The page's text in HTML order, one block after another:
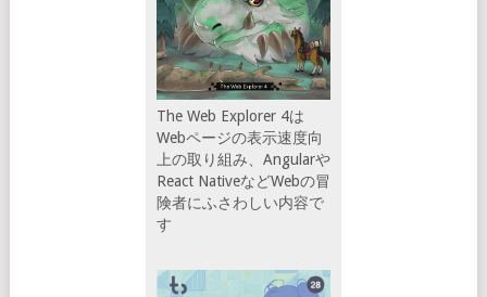
The Web Explorer 4は
Webページの表示速度向
上の取り組み、Angularや
React NativeなどWebの冒
険者にふさわしい内容で
す